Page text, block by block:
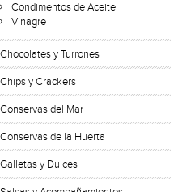
Condimentos de Aceite
Vinagre
Chocolates y Turrones
Chips y Crackers
Conservas del Mar
Conservas de la Huerta
Galletas y Dulces